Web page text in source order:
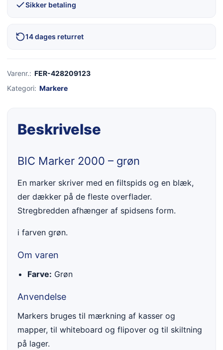
Sikker betaling
14 dages returret
Varenr.: FER-428209123
Kategori: Markere
Beskrivelse
BIC Marker 2000 – grøn
En marker skriver med en filtspids og en blæk,
der dækker på de fleste overflader.
Stregbredden afhænger af spidsens form.
i farven grøn.
Om varen
Farve: Grøn
Anvendelse
Markers bruges til mærkning af kasser og
mapper, til whiteboard og flipover og til skiltning
på lager.